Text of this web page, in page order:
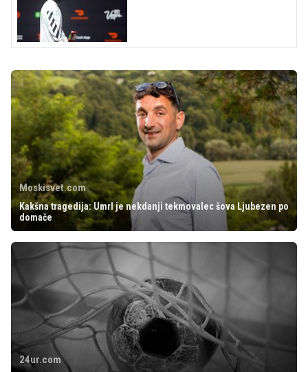
Moskisvet.com
Kakšna tragedija: Umrl je nekdanji tekmovalec šova Ljubezen po
domače
24ur.com